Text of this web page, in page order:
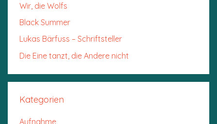
Wir, die Wolfs
Black Summer
Lukas Bärfuss – Schriftsteller
Die Eine tanzt, die Andere nicht
Kategorien
Aufnahme